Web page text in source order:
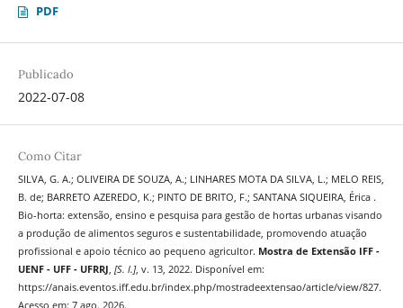
PDF
Publicado
2022-07-08
Como Citar
SILVA, G. A.; OLIVEIRA DE SOUZA, A.; LINHARES MOTA DA SILVA, L.; MELO REIS,
B. de; BARRETO AZEREDO, K.; PINTO DE BRITO, F.; SANTANA SIQUEIRA, Érica .
Bio-horta: extensão, ensino e pesquisa para gestão de hortas urbanas visando
a produção de alimentos seguros e sustentabilidade, promovendo atuação
profissional e apoio técnico ao pequeno agricultor. Mostra de Extensão IFF -
UENF - UFF - UFRRJ, [S. l.], v. 13, 2022. Disponível em:
https://anais.eventos.iff.edu.br/index.php/mostradeextensao/article/view/827.
Acesso em: 7 ago. 2026.